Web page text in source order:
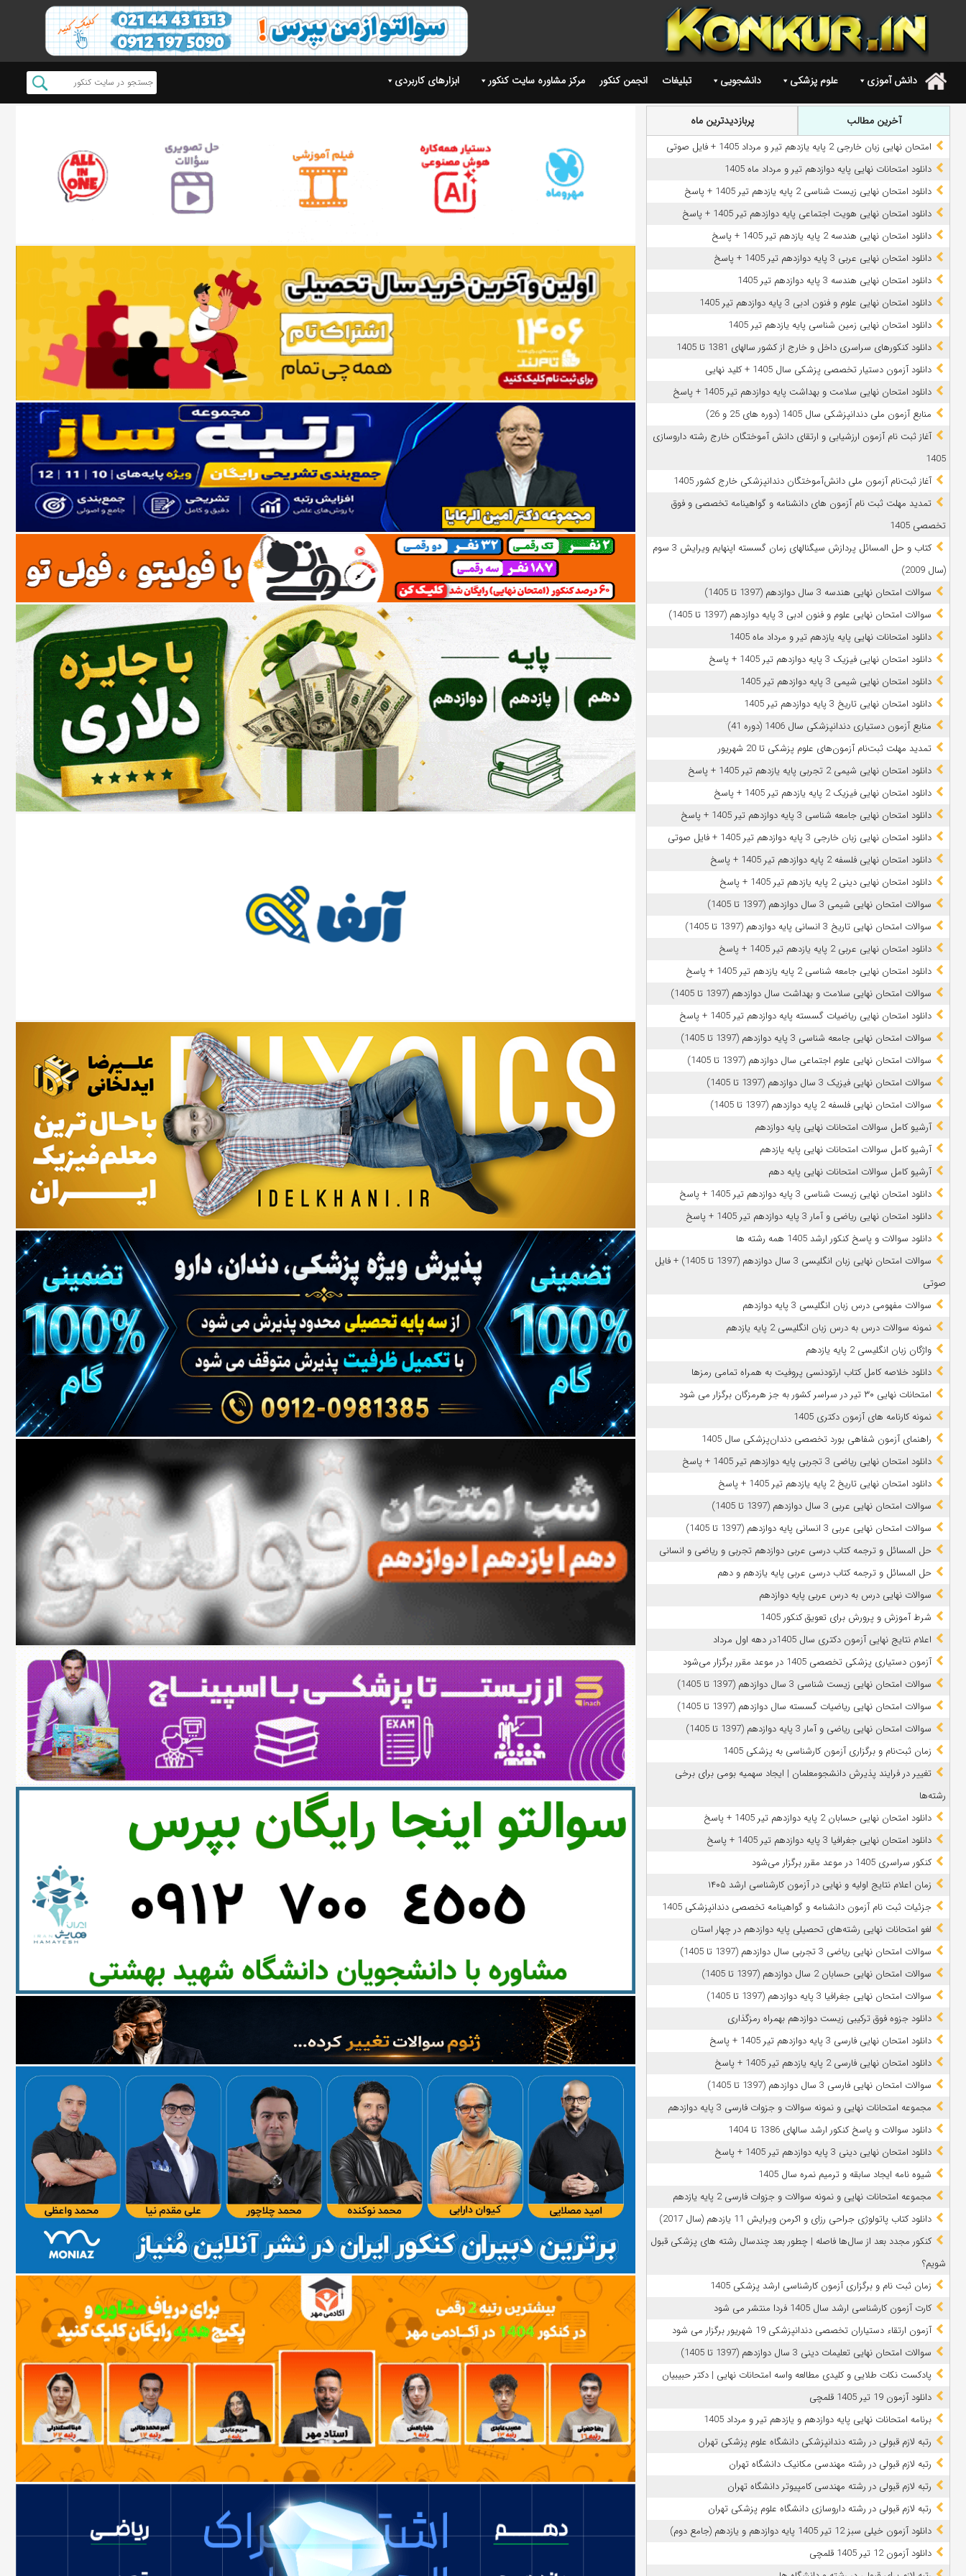
. دانش آموزی علوم پزشکی دانشجویی تبلیغات انجمن کنکور مرکز مشاوره سایت کنکور ابزارهای کاربردی
آخرین مطالب پربازدیدترین ماه
امتحان نهایی زبان خارجی 2 پایه یازدهم تیر و مرداد 1405 + فایل صوتی
دانلود امتحانات نهایی پایه دوازدهم تیر و مرداد ماه 1405
دانلود امتحان نهایی زیست شناسی 2 پایه یازدهم تیر 1405 + پاسخ
دانلود امتحان نهایی هویت اجتماعی پایه دوازدهم تیر 1405 + پاسخ
دانلود امتحان نهایی هندسه 2 پایه یازدهم تیر 1405 + پاسخ
دانلود امتحان نهایی عربی 3 پایه دوازدهم تیر 1405 + پاسخ
دانلود امتحان نهایی هندسه 3 پایه دوازدهم تیر 1405
دانلود امتحان نهایی علوم و فنون ادبی 3 پایه دوازدهم تیر 1405
دانلود امتحان نهایی زمین شناسی پایه یازدهم تیر 1405
دانلود کنکورهای سراسری داخل و خارج از کشور سالهای 1381 تا 1405
دانلود آزمون دستیار تخصصی پزشکی سال 1405 + کلید نهایی
دانلود امتحان نهایی سلامت و بهداشت پایه دوازدهم تیر 1405 + پاسخ
ﻣﻨﺎﺑﻊ آزﻣﻮن ﻣﻠﯽ دندانپزشکی سال 1405 (دوره های 25 و 26)
آغاز ثبت نام آزمون‌ ارزشیابی و ارتقای دانش آموختگان خارج رشته داروسازی
1405
آغاز ثبت‌نام آزمون ملی دانش‌آموختگان دندانپزشکی خارج کشور 1405
تمدید مهلت ثبت نام آزمون های دانشنامه و گواهینامه تخصصی و فوق
تخصصی 1405
کتاب و حل المسائل پردازش سیگنالهای زمان گسسته اپنهایم ویرایش 3 سوم
(سال 2009)
سوالات امتحان نهایی هندسه 3 سال دوازدهم (1397 تا 1405)
سوالات امتحان نهایی علوم و فنون ادبی 3 پایه دوازدهم (1397 تا 1405)
دانلود امتحانات نهایی پایه یازدهم تیر و مرداد ماه 1405
دانلود امتحان نهایی فیزیک 3 پایه دوازدهم تیر 1405 + پاسخ
دانلود امتحان نهایی شیمی 3 پایه دوازدهم تیر 1405
دانلود امتحان نهایی تاریخ 3 پایه دوازدهم تیر 1405
منابع آزمون دستیاری دندانپزشکی سال 1406 (دوره 41)
تمدید مهلت ثبت‌نام آزمون‌های علوم پزشکی تا 20 شهریور
دانلود امتحان نهایی شیمی 2 تجربی پایه یازدهم تیر 1405 + پاسخ
دانلود امتحان نهایی فیزیک 2 پایه یازدهم تیر 1405 + پاسخ
دانلود امتحان نهایی جامعه شناسی 3 پایه دوازدهم تیر 1405 + پاسخ
دانلود امتحان نهایی زبان خارجی 3 پایه دوازدهم تیر 1405 + فایل صوتی
دانلود امتحان نهایی فلسفه 2 پایه دوازدهم تیر 1405 + پاسخ
دانلود امتحان نهایی دینی 2 پایه یازدهم تیر 1405 + پاسخ
سوالات امتحان نهایی شیمی 3 سال دوازدهم (1397 تا 1405)
سوالات امتحان نهایی تاریخ 3 انسانی پایه دوازدهم (1397 تا 1405)
دانلود امتحان نهایی عربی 2 پایه یازدهم تیر 1405 + پاسخ
دانلود امتحان نهایی جامعه شناسی 2 پایه یازدهم تیر 1405 + پاسخ
سوالات امتحان نهایی سلامت و بهداشت سال دوازدهم (1397 تا 1405)
دانلود امتحان نهایی ریاضیات گسسته پایه دوازدهم تیر 1405 + پاسخ
سوالات امتحان نهایی جامعه شناسی 3 پایه دوازدهم (1397 تا 1405)
سوالات امتحان نهایی علوم اجتماعی سال دوازدهم (1397 تا 1405)
سوالات امتحان نهایی فیزیک 3 سال دوازدهم (1397 تا 1405)
سوالات امتحان نهایی فلسفه 2 پایه دوازدهم (1397 تا 1405)
آرشیو کامل سوالات امتحانات نهایی پایه دوازدهم
آرشیو کامل سوالات امتحانات نهایی پایه یازدهم
آرشیو کامل سوالات امتحانات نهایی پایه دهم
دانلود امتحان نهایی زیست شناسی 3 پایه دوازدهم تیر 1405 + پاسخ
دانلود امتحان نهایی ریاضی و آمار 3 پایه دوازدهم تیر 1405 + پاسخ
دانلود سوالات و پاسخ کنکور ارشد 1405 همه رشته ها
سوالات امتحان نهایی زبان انگلیسی 3 سال دوازدهم (1397 تا 1405) + فایل
صوتی
سوالات مفهومی درس زبان انگلیسی 3 پایه دوازدهم
نمونه سوالات درس به درس زبان انگلیسی 2 پایه یازدهم
واژگان زبان انگلیسی 2 پایه یازدهم
دانلود خلاصه کامل کتاب ارتودنسی پروفیت به همراه تمامی رمزها
امتحانات نهایی ۳۰ تیر در سراسر کشور به جز هرمزگان برگزار می شود
نمونه کارنامه های آزمون دکتری 1405
راهنمای آزمون شفاهی بورد تخصصی دندان‌پزشکی سال 1405
دانلود امتحان نهایی ریاضی 3 تجربی پایه دوازدهم تیر 1405 + پاسخ
دانلود امتحان نهایی تاریخ 2 پایه یازدهم تیر 1405 + پاسخ
سوالات امتحان نهایی عربی 3 سال دوازدهم (1397 تا 1405)
سوالات امتحان نهایی عربی 3 انسانی پایه دوازدهم (1397 تا 1405)
حل المسائل و ترجمه کتاب درسی عربی دوازدهم تجربی و ریاضی و انسانی
حل المسائل و ترجمه کتاب درسی عربی پایه یازدهم و دهم
سوالات نهایی درس به درس عربی پایه دوازدهم
شرط آموزش و پرورش برای تعویق کنکور 1405
اعلام نتایج نهایی آزمون دکتری سال 1405در دهه اول مرداد
آزمون دستیاری پزشکی تخصصی 1405 در موعد مقرر برگزار می‌شود
سوالات امتحان نهایی زیست شناسی 3 سال دوازدهم (1397 تا 1405)
سوالات امتحان نهایی ریاضیات گسسته سال دوازدهم (1397 تا 1405)
سوالات امتحان نهایی ریاضی و آمار 3 پایه دوازدهم (1397 تا 1405)
زمان ثبت‌نام و برگزاری آزمون کارشناسی به پزشکی 1405
تغییر در فرایند پذیرش دانشجومعلمان | ایجاد سهمیه بومی برای برخی
رشته‌ها
دانلود امتحان نهایی حسابان 2 پایه دوازدهم تیر 1405 + پاسخ
دانلود امتحان نهایی جغرافیا 3 پایه دوازدهم تیر 1405 + پاسخ
کنکور سراسری 1405 در موعد مقرر برگزار می‌شود
زمان اعلام نتایج اولیه و نهایی در آزمون کارشناسی ارشد ۱۴۰۵
جزئیات ثبت نام آزمون دانشنامه و گواهینامه تخصصی دندانپزشکی 1405
لغو امتحانات نهایی رشته‌های تحصیلی پایه دوازدهم در چهار استان
سوالات امتحان نهایی ریاضی 3 تجربی سال دوازدهم (1397 تا 1405)
سوالات امتحان نهایی حسابان 2 سال دوازدهم (1397 تا 1405)
سوالات امتحان نهایی جغرافیا 3 پایه دوازدهم (1397 تا 1405)
دانلود جزوه فوق ترکیبی زیست دوازدهم بهمراه رمزگذاری
دانلود امتحان نهایی فارسی 3 پایه دوازدهم تیر 1405 + پاسخ
دانلود امتحان نهایی فارسی 2 پایه یازدهم تیر 1405 + پاسخ
سوالات امتحان نهایی فارسی 3 سال دوازدهم (1397 تا 1405)
مجموعه امتحانات نهایی و نمونه سوالات و جزوات فارسی 3 پایه دوازدهم
دانلود سوالات و پاسخ کنکور ارشد سالهای 1386 تا 1404
دانلود امتحان نهایی دینی 3 پایه دوازدهم تیر 1405 + پاسخ
شیوه نامه ایجاد سابقه و ترمیم نمره سال 1405
مجموعه امتحانات نهایی و نمونه سوالات و جزوات فارسی 2 پایه یازدهم
دانلود کتاب پاتولوژی جراحی رزای و اکرمن ویرایش 11 یازدهم (سال 2017)
کنکور مجدد بعد از سال‌ها فاصله | چطور بعد چندسال رشته‌ های پزشکی قبول
شویم؟
زمان ثبت نام و برگزاری آزمون کارشناسی ارشد پزشکی 1405
کارت آزمون کارشناسی ارشد سال 1405 فردا منتشر می شود
آزمون ارتقاء دستیاران تخصصی دندانپزشکی 19 شهریور برگزار می شود
سوالات امتحان نهایی تعلیمات دینی 3 سال دوازدهم (1397 تا 1405)
پادکست نکات طلایی و کلیدی مطالعه واسه امتحانات نهایی | دکتر حبیبیان
دانلود آزمون 19 تیر 1405 قلمچی
برنامه امتحانات نهایی پایه دوازدهم و یازدهم تیر و مرداد 1405
رتبه لازم قبولی در رشته دندانپزشکی دانشگاه علوم پزشکی تهران
رتبه لازم قبولی در رشته مهندسی مکانیک دانشگاه تهران
رتبه لازم قبولی در رشته مهندسی کامپیوتر دانشگاه تهران
رتبه لازم قبولی در رشته داروسازی دانشگاه علوم پزشکی تهران
دانلود آزمون خیلی سبز 12 تیر 1405 پایه دوازدهم و یازدهم (جامع دوم)
دانلود آزمون 12 تیر 1405 قلمچی